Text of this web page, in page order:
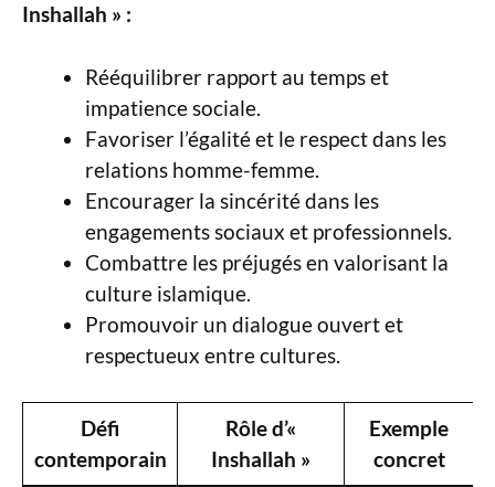
Inshallah » :
Rééquilibrer rapport au temps et
impatience sociale.
Favoriser l’égalité et le respect dans les
relations homme-femme.
Encourager la sincérité dans les
engagements sociaux et professionnels.
Combattre les préjugés en valorisant la
culture islamique.
Promouvoir un dialogue ouvert et
respectueux entre cultures.
Défi
contemporain
Rôle d’«
Inshallah »
Exemple
concret